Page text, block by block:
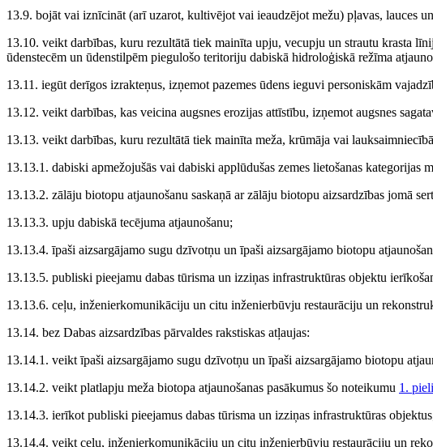
13.9. bojāt vai iznīcināt (arī uzarot, kultivējot vai ieaudzējot mežu) pļavas, lauces
13.10. veikt darbības, kuru rezultātā tiek mainīta upju, vecupju un strautu krasta
ūdenstecēm un ūdenstilpēm piegulošo teritoriju dabiskā hidroloģiskā režīma
13.11. iegūt derīgos izrakteņus, izņemot pazemes ūdens ieguvi personiskām
13.12. veikt darbības, kas veicina augsnes erozijas attīstību, izņemot augsnes
13.13. veikt darbības, kuru rezultātā tiek mainīta meža, krūmāja vai
13.13.1. dabiski apmežojušās vai dabiski applūdušas zemes lietošanas kategorijas
13.13.2. zālāju biotopu atjaunošanu saskaņā ar zālāju biotopu aizsardzības jomā
13.13.3. upju dabiskā tecējuma atjaunošanu;
13.13.4. īpaši aizsargājamo sugu dzīvotņu un īpaši aizsargājamo biotopu
13.13.5. publiski pieejamu dabas tūrisma un izziņas infrastruktūras objektu
13.13.6. ceļu, inženierkomunikāciju un citu inženierbūvju restaurāciju un
13.14. bez Dabas aizsardzības pārvaldes rakstiskas atļaujas:
13.14.1. veikt īpaši aizsargājamo sugu dzīvotņu un īpaši aizsargājamo biotopu
13.14.2. veikt platlapju meža biotopa atjaunošanas pasākumus šo noteikumu 1.
13.14.3. ierīkot publiski pieejamus dabas tūrisma un izziņas infrastruktūras
13.14.4. veikt ceļu, inženierkomunikāciju un citu inženierbūvju restaurāciju un